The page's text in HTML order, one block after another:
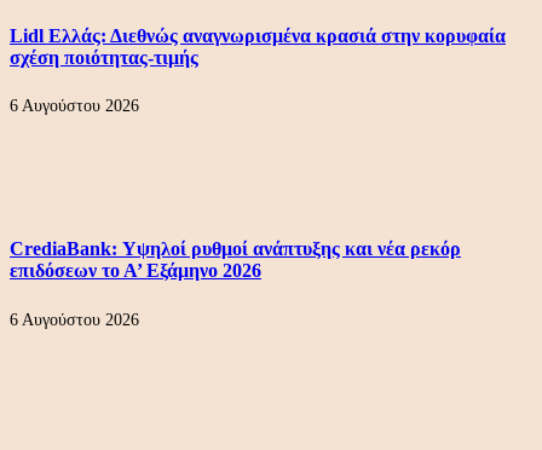
Lidl Ελλάς: Διεθνώς αναγνωρισμένα κρασιά στην κορυφαία
σχέση ποιότητας-τιμής
6 Αυγούστου 2026
CrediaBank: Υψηλοί ρυθμοί ανάπτυξης και νέα ρεκόρ
επιδόσεων το Α’ Εξάμηνο 2026
6 Αυγούστου 2026